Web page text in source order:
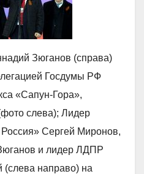
Зюганов (справа)
Госдумы РФ
«Сапун-Гора»,
слева); Лидер
Сергей Миронов,
и лидер ЛДПР
направо) на